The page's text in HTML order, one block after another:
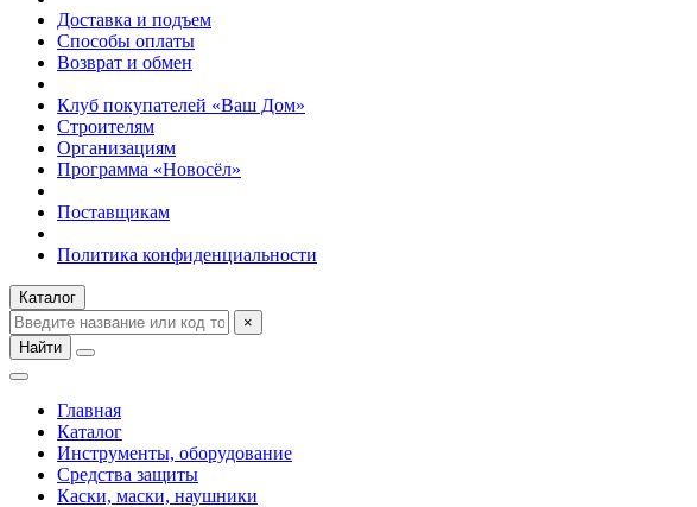
Доставка и подъем
Способы оплаты
Возврат и обмен
Клуб покупателей «Ваш Дом»
Строителям
Организациям
Программа «Новосёл»
Поставщикам
Политика конфиденциальности
Каталог
×
Найти
Главная
Каталог
Инструменты, оборудование
Средства защиты
Каски, маски, наушники